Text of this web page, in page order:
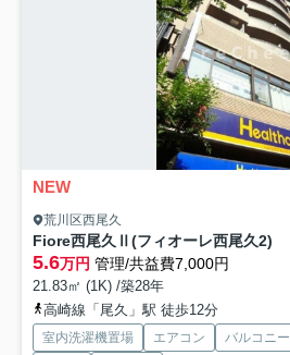
NEW
荒川区西尾久
Fiore西尾久Ⅱ(フィオーレ西尾久2)
5.6万円 管理/共益費7,000円
21.83㎡ (1K) /築28年
高崎線「尾久」駅 徒歩12分
室内洗濯機置場 エアコン バルコニー